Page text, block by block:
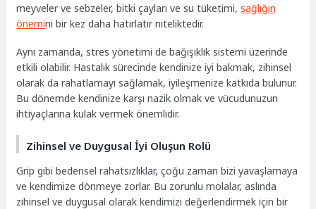
meyveler ve sebzeler, bitki çayları ve su tüketimi,sağlığın
önemini bir kez daha hatırlatır niteliktedir.
Aynı zamanda, stres yönetimi de bağışıklık sistemi üzerinde
etkili olabilir. Hastalık sürecinde kendinize iyi bakmak, zihinsel
olarak da rahatlamayı sağlamak, iyileşmenize katkıda bulunur.
Bu dönemde kendinize karşı nazik olmak ve vücudunuzun
ihtiyaçlarına kulak vermek önemlidir.
Zihinsel ve Duygusal İyi Oluşun Rolü
Grip gibi bedensel rahatsızlıklar, çoğu zaman bizi yavaşlamaya
ve kendimize dönmeye zorlar. Bu zorunlu molalar, aslında
zihinsel ve duygusal olarak kendimizi değerlendirmek için bir